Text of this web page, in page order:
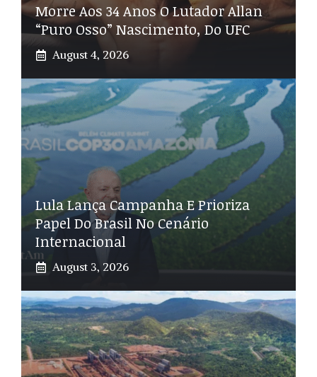
Morre Aos 34 Anos O Lutador Allan
“Puro Osso” Nascimento, Do UFC
August 4, 2026
Lula Lança Campanha E Prioriza
Papel Do Brasil No Cenário
Internacional
August 3, 2026